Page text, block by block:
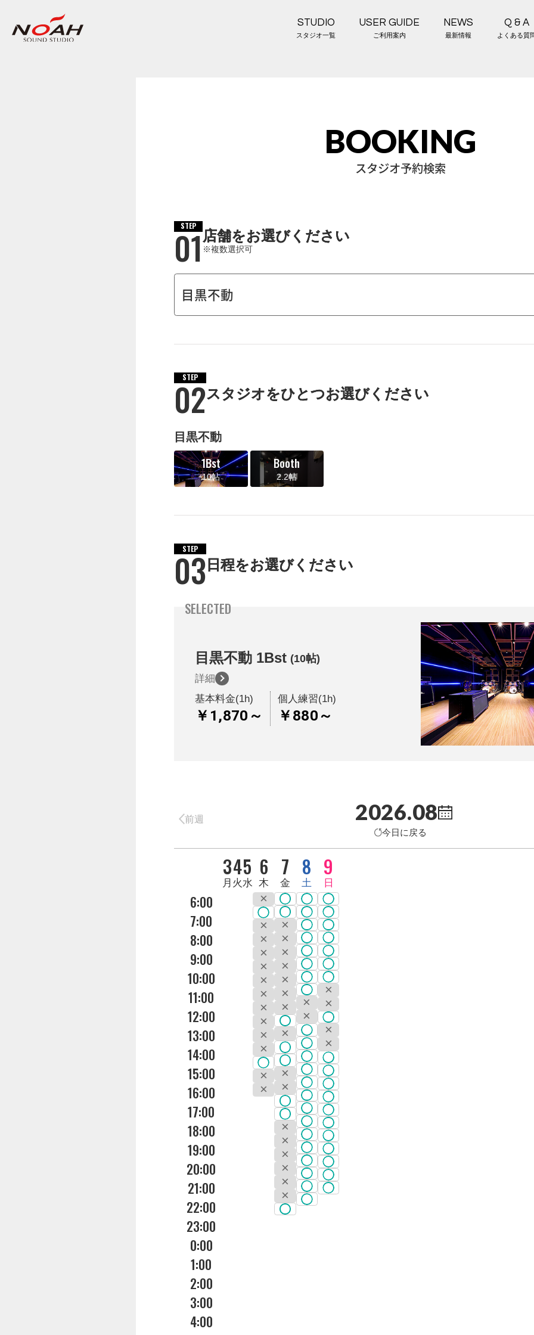
STUDIO
スタジオ一覧
USER GUIDE
ご利用案内
NEWS
最新情報
Q & A
よくある質
BOOKING
スタジオ予約検索
STEP
01店舗をお選びください
※複数選択可
STEP
02スタジオをひとつお選びください
目黒不動
1Bst
10帖
Booth
2.2帖
STEP
03 日程をお選びください
SELECTED
目黒不動 1Bst (10帖)
詳細
基本料金(1h)
￥1,870～
個人練習(1h)
￥880～
前週 2026.08
今日に戻る
6:00
7:00
8:00
9:00
10:00
11:00
12:00
13:00
14:00
15:00
16:00
17:00
18:00
19:00
20:00
21:00
22:00
23:00
0:00
1:00
2:00
3:00
4:00
3
月
4
火
5
水
6
木
7
金
8
土
9
日